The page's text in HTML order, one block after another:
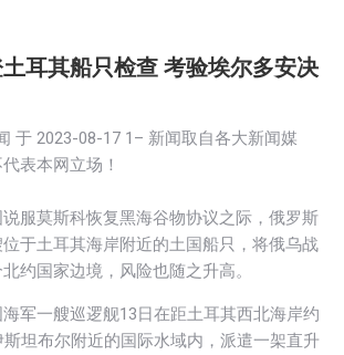
耳其船只检查 考验埃尔多安决
于 2023-08-17 1 – 新闻取自各大新闻媒
表本网立场！
服莫斯科恢复黑海谷物协议之际，俄罗斯
于土耳其海岸附近的土国船只，将俄乌战
约国家边境，风险也随之升高。
军一艘巡逻舰13日在距土耳其西北海岸约
坦布尔附近的国际水域内，派遣一架直升